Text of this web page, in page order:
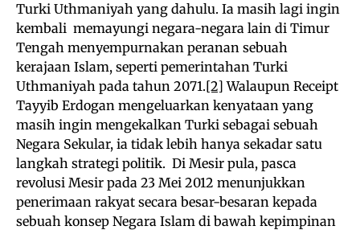
Turki Uthmaniyah yang dahulu. Ia masih lagi ingin
kembali memayungi negara-negara lain di Timur
Tengah menyempurnakan peranan sebuah
kerajaan Islam, seperti pemerintahan Turki
Uthmaniyah pada tahun 2071.[2] Walaupun Receipt
Tayyib Erdogan mengeluarkan kenyataan yang
masih ingin mengekalkan Turki sebagai sebuah
Negara Sekular, ia tidak lebih hanya sekadar satu
langkah strategi politik. Di Mesir pula, pasca
revolusi Mesir pada 23 Mei 2012 menunjukkan
penerimaan rakyat secara besar-besaran kepada
sebuah konsep Negara Islam di bawah kepimpinan